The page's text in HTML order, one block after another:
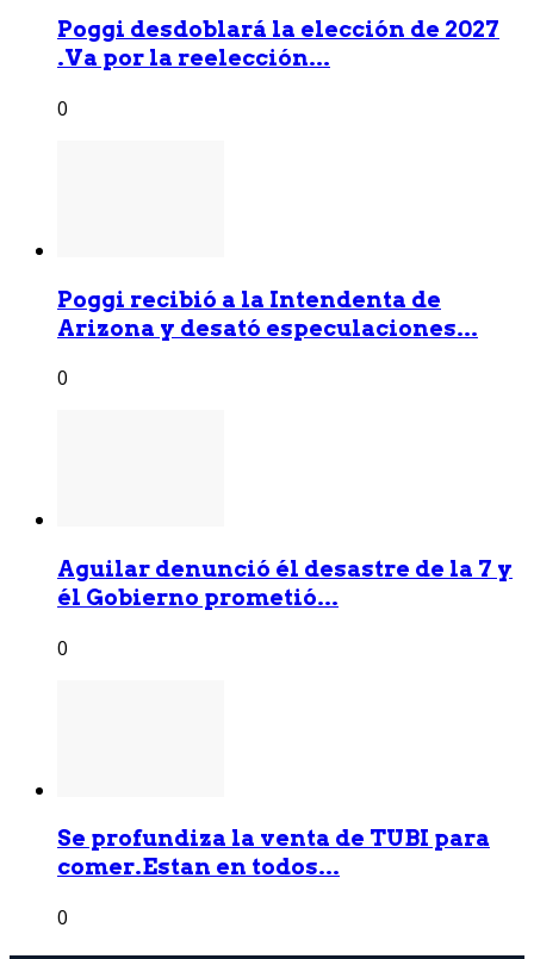
Poggi desdoblará la elección de 2027
.Va por la reelección...
0
Poggi recibió a la Intendenta de
Arizona y desató especulaciones...
0
Aguilar denunció él desastre de la 7 y
él Gobierno prometió...
0
Se profundiza la venta de TUBI para
comer.Estan en todos...
0